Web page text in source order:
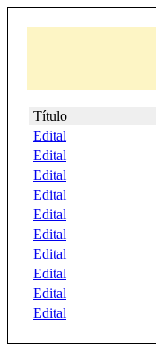
Título
Edital
Edital
Edital
Edital
Edital
Edital
Edital
Edital
Edital
Edital